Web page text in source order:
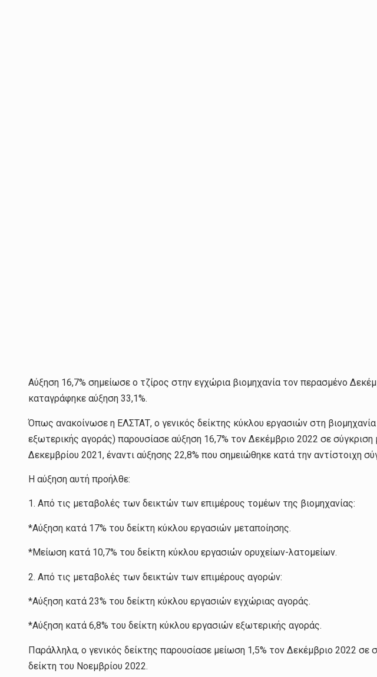
Αύξηση 16,7% σημείωσε ο τζίρος στην εγχώρια βιομηχανία τον περασμένο
καταγράφηκε αύξηση 33,1%.
Όπως ανακοίνωσε η ΕΛΣΤΑΤ, ο γενικός δείκτης κύκλου εργασιών στη
εξωτερικής αγοράς) παρουσίασε αύξηση 16,7% τον Δεκέμβριο 2022 σε σύγκριση
Δεκεμβρίου 2021, έναντι αύξησης 22,8% που σημειώθηκε κατά την αντίστοιχη
Η αύξηση αυτή προήλθε:
1. Από τις μεταβολές των δεικτών των επιμέρους τομέων της βιομηχανίας:
*Αύξηση κατά 17% του δείκτη κύκλου εργασιών μεταποίησης.
*Μείωση κατά 10,7% του δείκτη κύκλου εργασιών ορυχείων-λατομείων.
2. Από τις μεταβολές των δεικτών των επιμέρους αγορών:
*Αύξηση κατά 23% του δείκτη κύκλου εργασιών εγχώριας αγοράς.
*Αύξηση κατά 6,8% του δείκτη κύκλου εργασιών εξωτερικής αγοράς.
Παράλληλα, ο γενικός δείκτης παρουσίασε μείωση 1,5% τον Δεκέμβριο 2022 σε
δείκτη του Νοεμβρίου 2022.